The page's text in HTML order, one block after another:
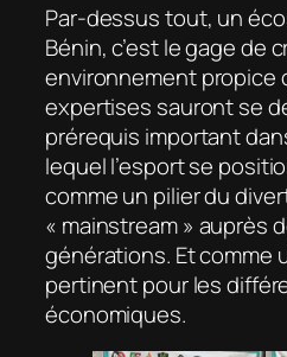
Par-dessus tout, un
Bénin, c’est le gage de
environnement propice
expertises sauront se
prérequis important
lequel l’esport se
comme un pilier du
« mainstream » auprès
générations. Et comme
pertinent pour les
économiques.